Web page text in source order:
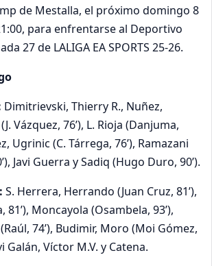
de Mestalla, el próximo domingo 8
para enfrentarse al Deportivo
27 de LALIGA EA SPORTS 25-26.
Dimitrievski, Thierry R., Nuñez,
Vázquez, 76’), L. Rioja (Danjuma,
Ugrinic (C. Tárrega, 76’), Ramazani
Javi Guerra y Sadiq (Hugo Duro, 90’).
S. Herrera, Herrando (Juan Cruz, 81’),
81’), Moncayola (Osambela, 93’),
74’), Budimir, Moro (Moi Gómez,
Galán, Víctor M.V. y Catena.